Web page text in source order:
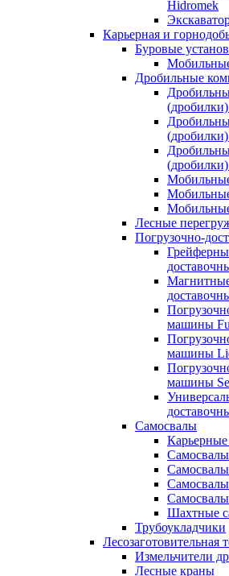
Hidromek
Карьерная и
Буровые
Дробильные
Лесные
Погрузочно-
машины
машины
машины
Самосвалы
Шахтные
Трубоукладчики
Лесозаготовительная
Измельчители
Лесные краны